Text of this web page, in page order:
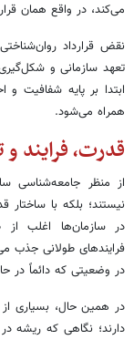
می‌کند، در واقع همان
نقض قرارداد
تعهد سازمانی و
ابتدا بر پایه شفافیت و
همراه می‌شود.
قدرت، فرایند
از منظر جامعه‌شناسی
نیستند؛ بلکه با
در سازمان‌ها اغلب از
فرایندهای طولانی جذب
در وضعیتی که دائماً در
در همین حال، بسیاری
دارند؛ نگاهی که ریشه